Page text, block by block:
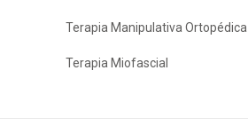
Terapia Manipulativa Ortopédica
Terapia Miofascial